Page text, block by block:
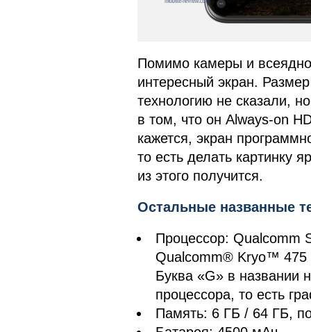
Помимо камеры и
интересный экран.
технологию не сказали,
в том, что он Always-on
кажется, экран
то есть делать картинку
из этого получится.
Остальные названные
Процессор: Qualcomm
Qualcomm® Kryo™ 475
Буква «G» в названии
процессора, то есть
Память: 6 ГБ / 64 ГБ,